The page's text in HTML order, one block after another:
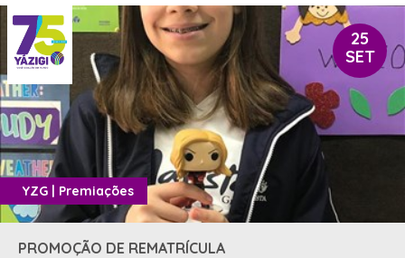
25
SET
YZG | Premiações
PROMOÇÃO DE REMATRÍCULA